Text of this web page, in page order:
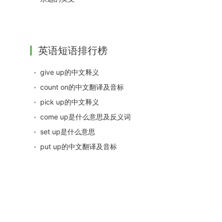
英语短语排行榜
give up的中文释义
count on的中文翻译及音标
pick up的中文释义
come up是什么意思及反义词
set up是什么意思
put up的中文翻译及音标